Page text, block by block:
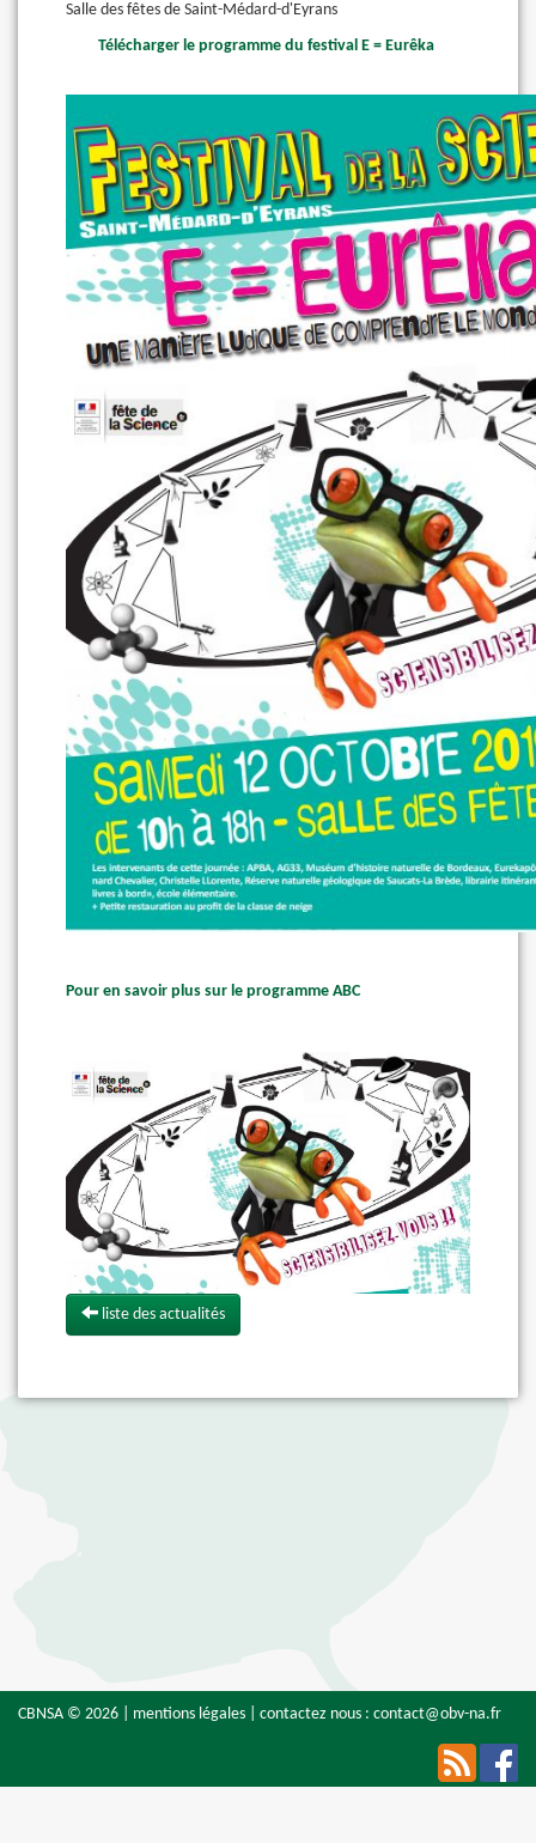
Salle des fêtes de Saint-Médard-d'Eyrans
Télécharger le programme du festival E = Eurêka
Pour en savoir plus sur le programme ABC
liste des actualités
CBNSA © 2026 | mentions légales | contactez nous : contact@obv-na.fr